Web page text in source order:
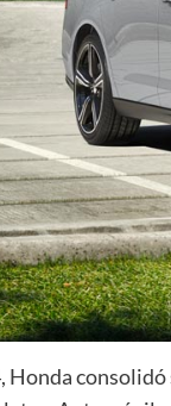
Honda